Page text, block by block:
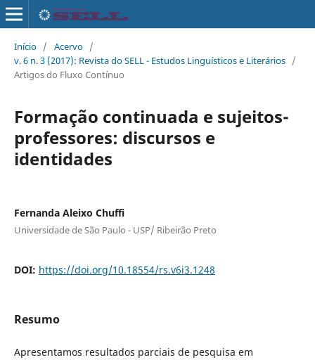
Início / Acervo /
v. 6 n. 3 (2017): Revista do SELL - Estudos Linguísticos e Literários /
Artigos do Fluxo Contínuo
Formação continuada e sujeitos-
professores: discursos e
identidades
Fernanda Aleixo Chuffi
Universidade de São Paulo - USP/ Ribeirão Preto
DOI: https://doi.org/10.18554/rs.v6i3.1248
Resumo
Apresentamos resultados parciais de pesquisa em